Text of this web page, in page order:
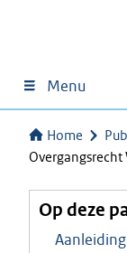
Menu
Home
Op deze
Aanleiding